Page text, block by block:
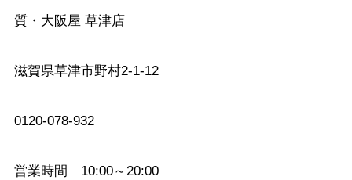
質・大阪屋 草津店
滋賀県草津市野村2-1-12
0120-078-932
営業時間 10:00～20:00